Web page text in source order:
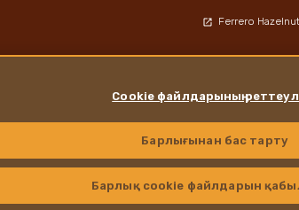
Ferrero
Cookie файлдарының
Барлығынан бас тарту
Барлық cookie файлдарын